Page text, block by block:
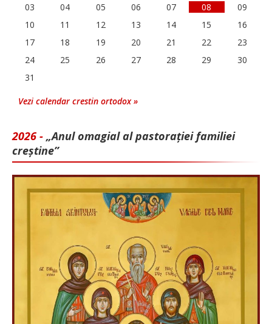
03
04 05 06 07 08
09
10
11 12 13 14 15
16
17
18 19 20 21 22
23
24
25 26 27 28 29
30
31
Vezi calendar crestin ortodox »
2026 - „Anul omagial al pastorației familiei
creștine”